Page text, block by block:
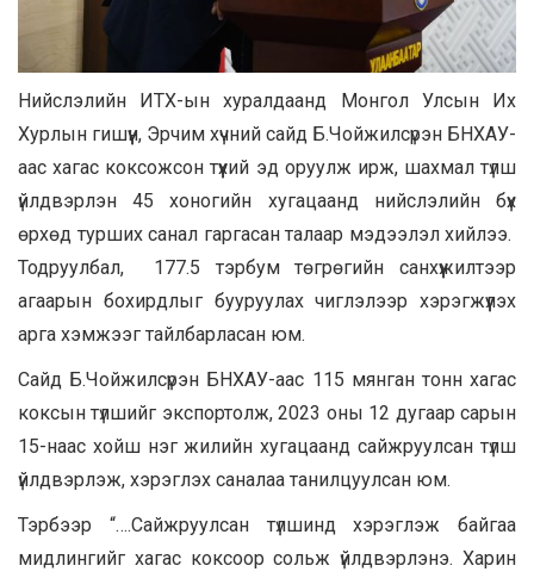
Нийслэлийн ИТХ-ын хуралдаанд Монгол Улсын Их
Хурлын гишүүн, Эрчим хүчний сайд Б.Чойжилсүрэн БНХАУ-
аас хагас коксожсон түүхий эд оруулж ирж, шахмал түлш
үйлдвэрлэн 45 хоногийн хугацаанд нийслэлийн бүх
өрхөд турших санал гаргасан талаар мэдээлэл хийлээ.
Тодруулбал, 177.5 тэрбум төгрөгийн санхүүжилтээр
агаарын бохирдлыг бууруулах чиглэлээр хэрэгжүүлэх
арга хэмжээг тайлбарласан юм.
Сайд Б.Чойжилсүрэн БНХАУ-аас 115 мянган тонн хагас
коксын түлшийг экспортолж, 2023 оны 12 дугаар сарын
15-наас хойш нэг жилийн хугацаанд сайжруулсан түлш
үйлдвэрлэж, хэрэглэх саналаа танилцуулсан юм.
Тэрбээр “….Сайжруулсан түлшинд хэрэглэж байгаа
мидлингийг хагас коксоор сольж үйлдвэрлэнэ. Харин